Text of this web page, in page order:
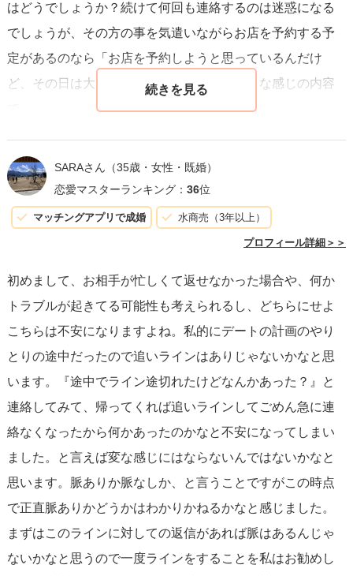
えたり、逆に自分の不安を募らせたりせず、落ち着いて次
のアクションを考えましょう。
はどうでしょうか？続けて何回も連絡するのは迷惑になる
でしょうが、その方の事を気遣いながらお店を予約する予
定があるのなら「お店を予約しようと思っているんだけ
ど、その日は大丈夫そうかな？」というような感じの内容
脈があるかどうかを判断するには、まだ少し早いかなと思
います。焦らずあなたとその方のペースで進展させていけ
ばいいのではないでしょうか？
連絡が返ってきて会うことが出来ればいいですね！頑張っ
SARAさん （35歳・女性・既婚）
恋愛マスターランキング： 36位
マッチングアプリで成婚 水商売（3年以上）
プロフィール詳細＞＞
初めまして、お相手が忙しくて返せなかった場合や、何か
トラブルが起きてる可能性も考えられるし、どちらにせよ
こちらは不安になりますよね。私的にデートの計画のやり
とりの途中だったので追いラインはありじゃないかなと思
います。『途中でライン途切れたけどなんかあった？』と
連絡してみて、帰ってくれば追いラインしてごめん急に連
絡なくなったから何かあったのかなと不安になってしまい
ました。と言えば変な感じにはならないんではないかなと
思います。脈ありか脈なしか、と言うことですがこの時点
で正直脈ありかどうかはわかりかねるかなと感じました。
まずはこのラインに対しての返信があれば脈はあるんじゃ
ないかなと思うので一度ラインをすることを私はお勧めし